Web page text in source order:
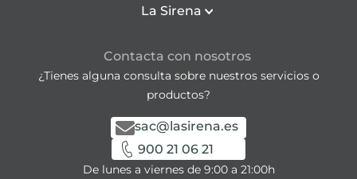
La Sirena
Contacta con nosotros
¿Tienes alguna consulta sobre nuestros servicios o
productos?
sac@lasirena.es
900 21 06 21
De lunes a viernes de 9:00 a 21:00h